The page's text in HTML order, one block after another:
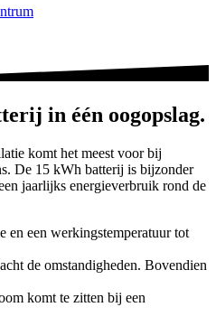
in één oogopslag.
komt het meest voor bij
De 15 kWh batterij is bijzonder
jaarlijks energieverbruik rond de
en een werkingstemperatuur tot
de omstandigheden. Bovendien
komt te zitten bij een